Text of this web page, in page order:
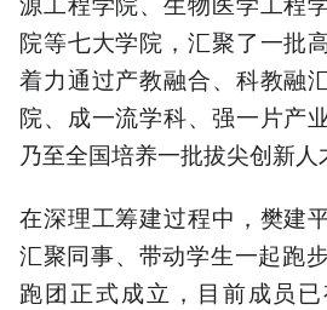
院等七大学院，汇聚了一批
着力通过产教融合、科教融
院、成一流学科、强一片产
乃至全国培养一批拔尖创新人
在深理工筹建过程中，樊建
汇聚同事、带动学生一起跑
跑团正式成立，目前成员